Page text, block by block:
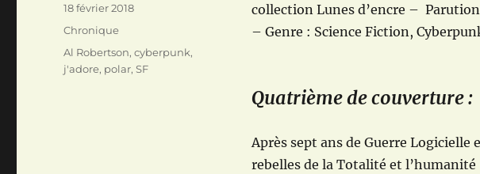
collection Lunes d’encre –
– Genre : Science Fiction,
Quatrième de couverture :
Après sept ans de Guerre
rebelles de la Totalité et
Publié
le
18 février 2018
Catégories
Chronique
Étiquettes
Al Robertson,cyberpunk,
j'adore, polar,SF